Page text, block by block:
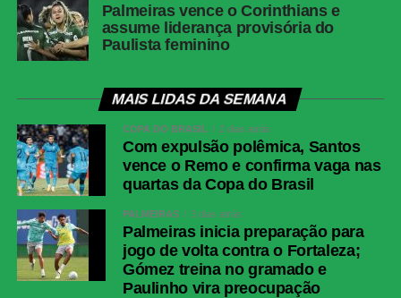
Palmeiras vence o Corinthians e
assume liderança provisória do
Paulista feminino
MAIS LIDAS DA SEMANA
COPA DO BRASIL 2 dias atrás
Com expulsão polêmica, Santos
vence o Remo e confirma vaga nas
quartas da Copa do Brasil
PALMEIRAS 3 dias atrás
Palmeiras inicia preparação para
jogo de volta contra o Fortaleza;
Gómez treina no gramado e
Paulinho vira preocupação